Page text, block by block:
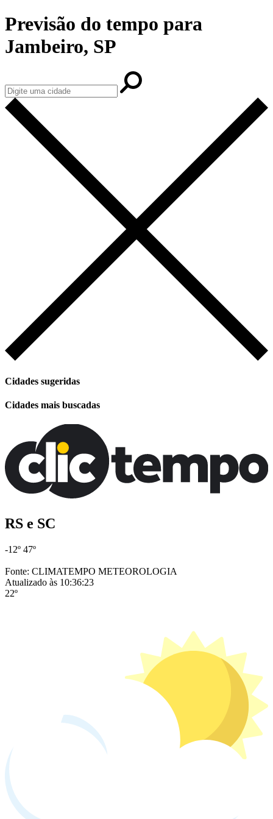
Previsão do tempo para
Jambeiro, SP
Cidades sugeridas
Cidades mais buscadas
RS e SC
-12º 47º
Fonte: CLIMATEMPO METEOROLOGIA
Atualizado às 10:36:23
22º